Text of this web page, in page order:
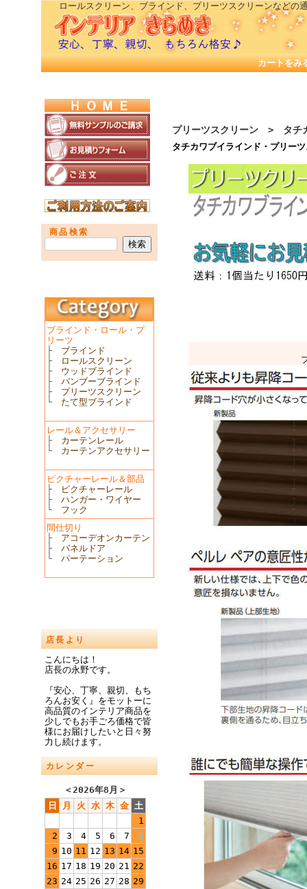
ロールスクリーン、ブラインド、プリーツスクリーンなどの
カートをみ
商品検索
ブラインド・ロール・プ
リーツ
├ ブラインド
├
ロールスクリーン
├ ウッドブラインド
├ バンブーブラインド
├ プリーツスクリーン
└ たて型ブラインド
レール＆アクセサリー
├ カーテンレール
└ カーテンアクセサリー
ピクチャーレール＆部品
├
ピクチャーレール
├ ハンガー・ワイヤー
└ フック
間仕切り
├ アコーデオンカーテン
├ パネルドア
└ パーテーション
店長より
こんにちは！
店長の永野です。
『安心、丁寧、親切、もち
ろんお安く』をモットーに
高品質のインテリア商品を
少しでもお手ごろ価格で皆
様にお届けしたいと日々努
力し続けます。
カレンダー
＜2026年8月 ＞
日
月 火 水 木 金 土
1
2
3 4 5 6 7
8
9 10 11 12 13 14 15
16 17 18 19 20 21 22
23 24 25 26 27 28 29
プリーツスクリーン > タチ
タチカワブイラインド・プリー